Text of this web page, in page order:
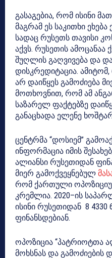
გასაგებია, რომ ისინი
მაგრამ ეს საკითხი
სადაც რუსეთს თავისი
აქვს. რუსეთის ამოცანაა
შუღლის გაღვივება და
დისკრედიტაცია.
არ დაიწყეს გამოძიება
მოთხოვნით, რომ ამ
საზარელ ფაქტებზე
განაცხადა ელენე
ცენტრმა “დოსიემ”
ინფორმაცია იმის
ალიანსი რუსეთიდან
მიერ გამოქვეყნებულ
რომ ქართული
კრემლია. 2020–ის
ისინი რუსეთიდან 8
ფინანსდებიან.
ოპოზიცია “პატრიოტთა
მოხსნას და გამოძიების